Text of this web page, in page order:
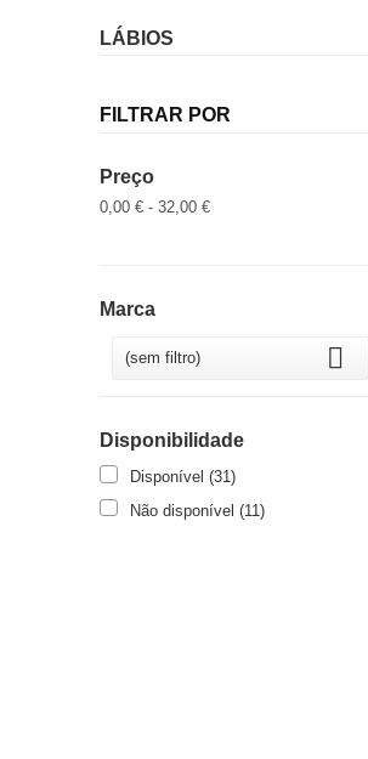
LÁBIOS
FILTRAR POR
Preço
0,00 € - 32,00 €
Marca
(sem filtro) 
Disponibilidade
Disponível(31)
Não disponível(11)